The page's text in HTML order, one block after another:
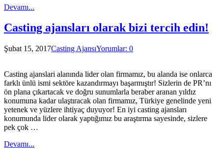
Devamı...
Casting ajansları olarak bizi tercih edin!
Şubat 15, 2017Casting AjansıYorumlar: 0
Casting ajanslari alanında lider olan firmamız, bu alanda ise onlarca
farklı ünlü ismi sektöre kazandırmayı başarmıştır! Sizlerin de PR’nı
ön plana çıkartacak ve doğru sunumlarla beraber aranan yıldız
konumuna kadar ulaştıracak olan firmamız, Türkiye genelinde yeni
yetenek ve yüzlere ihtiyaç duyuyor! En iyi casting ajansları
konumunda lider olarak yaptığımız bu araştırma sayesinde, sizlere
pek çok …
Devamı...